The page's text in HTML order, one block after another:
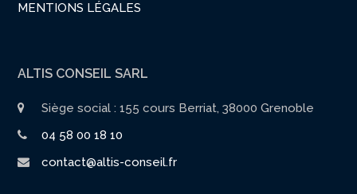
MENTIONS LÉGALES
ALTIS CONSEIL SARL
Siège social : 155 cours Berriat, 38000 Grenoble
04 58 00 18 10
contact@altis-conseil.fr